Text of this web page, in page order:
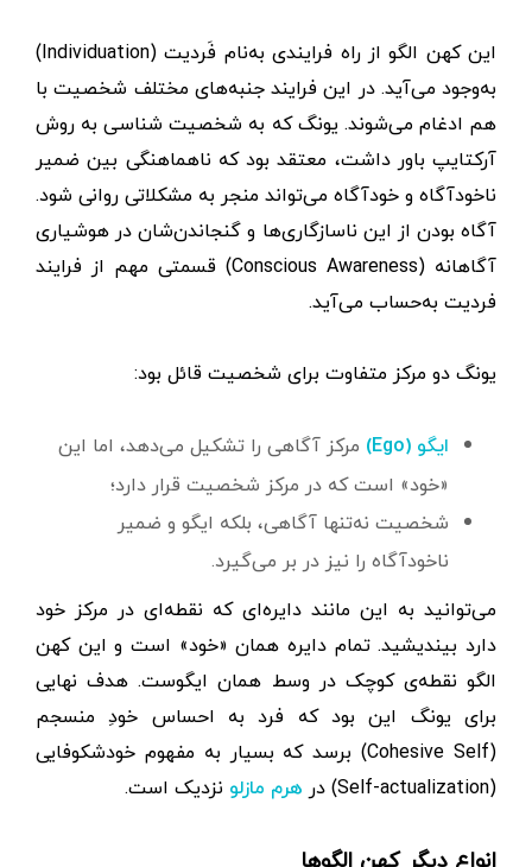
این کهن الگو از راه فرایندی به‌نام فَردیت (Individuation)
به‌وجود می‌آید. در این فرایند جنبه‌های مختلف شخصیت با
هم ادغام می‌شوند. یونگ که به شخصیت شناسی به روش
آرکتایپ باور داشت، معتقد بود که ناهماهنگی بین ضمیر
ناخودآگاه و خودآگاه می‌تواند منجر به مشکلاتی روانی شود.
آگاه بودن از این ناسازگاری‌ها و گنجاندن‌شان در هوشیاری
آگاهانه (Conscious Awareness) قسمتی مهم از فرایند
فردیت به‌حساب می‌آید.
یونگ دو مرکز متفاوت برای شخصیت قائل بود:
ایگو (Ego)
مرکز آگاهی را تشکیل می‌دهد، اما این
«خود» است که در مرکز شخصیت قرار دارد؛
شخصیت نه‌تنها آگاهی، بلکه ایگو و ضمیر
ناخودآگاه را نیز در بر می‌گیرد.
می‌توانید به این مانند دایره‌ای که نقطه‌ای در مرکز خود
دارد بیندیشید. تمام دایره همان «خود» است و این کهن
الگو نقطه‌ی کوچک در وسط همان ایگو‌ست. هدف نهایی
برای یونگ این بود که فرد به احساس خودِ منسجم
(Cohesive Self) برسد که بسیار به مفهوم خودشکوفایی
(Self-actualization) در
هرم مازلو نزدیک است.